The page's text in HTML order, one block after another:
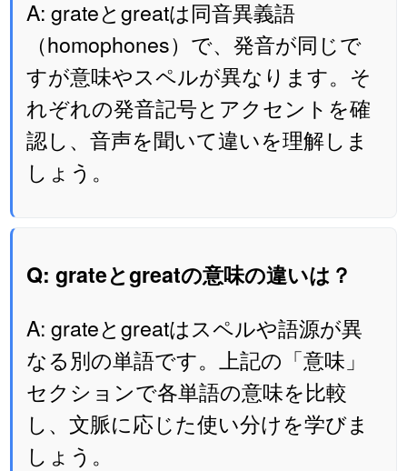
A: grateとgreatは同音異義語
（homophones）で、発音が同じで
すが意味やスペルが異なります。そ
れぞれの発音記号とアクセントを確
認し、音声を聞いて違いを理解しま
しょう。
Q: grateとgreatの意味の違いは？
A: grateとgreatはスペルや語源が異
なる別の単語です。上記の「意味」
セクションで各単語の意味を比較
し、文脈に応じた使い分けを学びま
しょう。